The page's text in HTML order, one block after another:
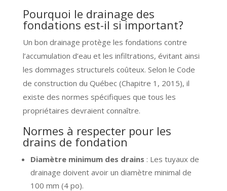
Pourquoi le drainage des
fondations est-il si important?
Un bon drainage protège les fondations contre
l’accumulation d’eau et les infiltrations, évitant ainsi
les dommages structurels coûteux. Selon le Code
de construction du Québec (Chapitre 1, 2015), il
existe des normes spécifiques que tous les
propriétaires devraient connaître.
Normes à respecter pour les
drains de fondation
Diamètre minimum des drains : Les tuyaux de
drainage doivent avoir un diamètre minimal de
100 mm (4 po).